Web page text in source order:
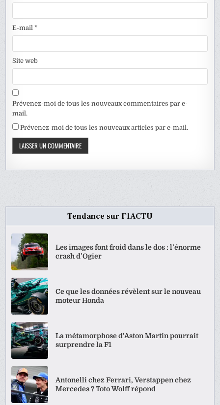
E-mail*
Site web
Prévenez-moi de tous les nouveaux commentaires par e-
mail.
Prévenez-moi de tous les nouveaux articles par e-mail.
Tendance sur F1ACTU
Les images font froid dans le dos : l’énorme
crash d’Ogier
Ce que les données révèlent sur le nouveau
moteur Honda
La métamorphose d’Aston Martin pourrait
surprendre la F1
Antonelli chez Ferrari, Verstappen chez
Mercedes ? Toto Wolff répond